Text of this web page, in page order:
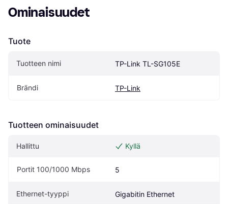
Ominaisuudet
Tuote
Tuotteen nimi TP-Link TL-SG105E
Brändi TP-Link
Tuotteen ominaisuudet
Hallittu Kyllä
Portit 100/1000 Mbps 5
Ethernet-tyyppi Gigabitin Ethernet